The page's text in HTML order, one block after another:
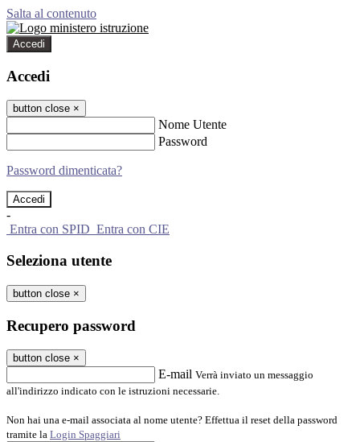
Salta al contenuto
Accedi
Accedi
button close ×
Nome Utente
Password
Password dimenticata?
-
Entra con SPID Entra con CIE
Seleziona utente
button close ×
Recupero password
button close ×
E-mail Verrà inviato un messaggio
all'indirizzo indicato con le istruzioni necessarie.
Non hai una e-mail associata al nome utente? Effettua il reset della password
tramite la Login Spaggiari